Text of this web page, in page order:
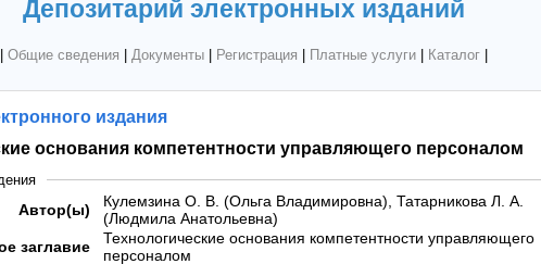
Депозитарий электронных изданий
Общие сведения Документы| Регистрация Платные услуги| Каталог|
издания
основания компетентности управляющего персоналом
Автор(ы)
Кулемзина О. В. (Ольга Владимировна), Татарникова Л. А.
(Людмила Анатольевна)
заглавие
Технологические основания компетентности управляющего
персоналом